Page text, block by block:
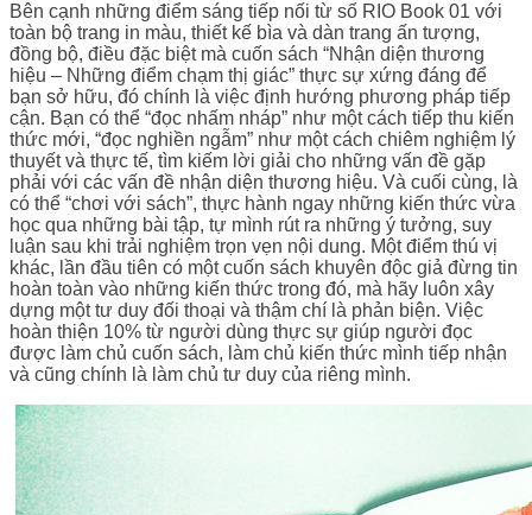
Bên cạnh những điểm sáng tiếp nối từ số RIO Book 01 với
toàn bộ trang in màu, thiết kế bìa và dàn trang ấn tượng,
đồng bộ, điều đặc biệt mà cuốn sách “Nhận diện thương
hiệu – Những điểm chạm thị giác” thực sự xứng đáng để
bạn sở hữu, đó chính là việc định hướng phương pháp tiếp
cận. Bạn có thể “đọc nhấm nháp” như một cách tiếp thu kiến
thức mới, “đọc nghiền ngẫm” như một cách chiêm nghiệm lý
thuyết và thực tế, tìm kiếm lời giải cho những vấn đề gặp
phải với các vấn đề nhận diện thương hiệu. Và cuối cùng, là
có thể “chơi với sách”, thực hành ngay những kiến thức vừa
học qua những bài tập, tự mình rút ra những ý tưởng, suy
luận sau khi trải nghiệm trọn vẹn nội dung. Một điểm thú vị
khác, lần đầu tiên có một cuốn sách khuyên độc giả đừng tin
hoàn toàn vào những kiến thức trong đó, mà hãy luôn xây
dựng một tư duy đối thoại và thậm chí là phản biện. Việc
hoàn thiện 10% từ người dùng thực sự giúp người đọc
được làm chủ cuốn sách, làm chủ kiến thức mình tiếp nhận
và cũng chính là làm chủ tư duy của riêng mình.